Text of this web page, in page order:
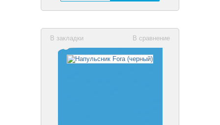
В сравнение
В закладки